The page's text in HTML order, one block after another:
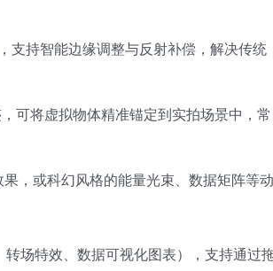
支持智能边缘调整与反射补偿，解决传统
可将虚拟物体精准锚定到实拍场景中，常
，或科幻风格的能量光束、数据矩阵等动
场特效、数据可视化图表），支持通过